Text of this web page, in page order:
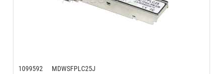
1099592 MDWSFPLC25J